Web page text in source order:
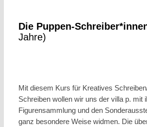
Die Puppen-
Jahre)
Mit diesem Kurs für Kreatives
Schreiben wollen wir uns der villa p. mit
Figurensammlung und den
ganz besondere Weise widmen. Die